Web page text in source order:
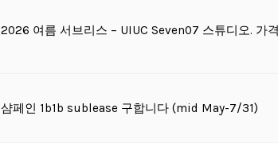
2026 여름 서브리스 – UIUC Seven07 스튜디오. 가
샴페인 1b1b sublease 구합니다 (mid May-7/31)